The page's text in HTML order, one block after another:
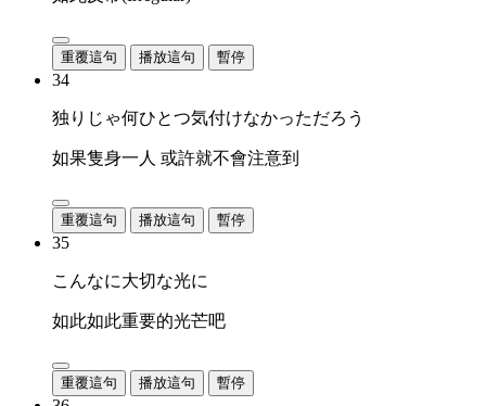
重覆這句 播放這句 暫停
34
独りじゃ何ひとつ気付けなかっただろう
如果隻身一人 或許就不會注意到
重覆這句 播放這句 暫停
35
こんなに大切な光に
如此如此重要的光芒吧
重覆這句 播放這句 暫停